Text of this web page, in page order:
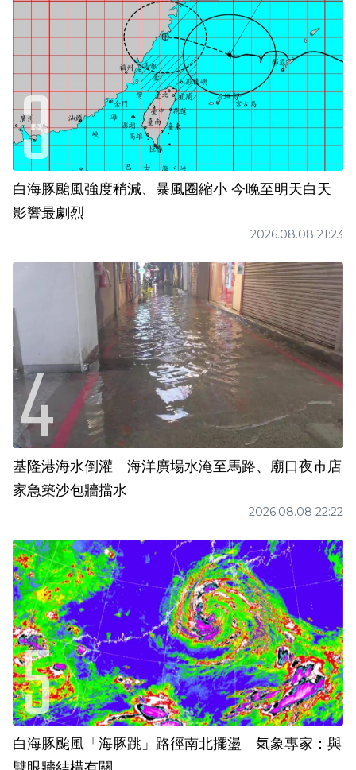
白海豚颱風強度稍減、暴風圈縮小 今晚至明天白天
影響最劇烈
2026.08.08 21:23
基隆港海水倒灌 海洋廣場水淹至馬路、廟口夜市店
家急築沙包牆擋水
2026.08.08 22:22
白海豚颱風「海豚跳」路徑南北擺盪 氣象專家：與